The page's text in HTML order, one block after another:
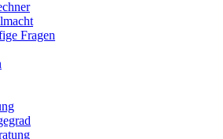
Fragen